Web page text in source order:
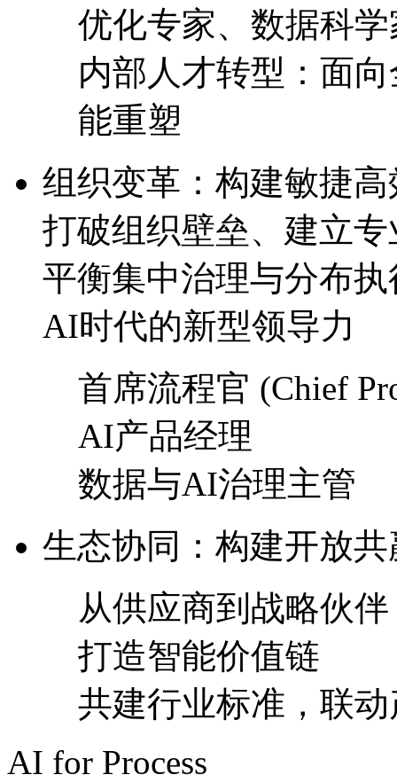
优化专家、数据科
内部人才转型：面向
能重塑
组织变革：构建敏
打破组织壁垒、建立
平衡集中治理与分布
AI时代的新型领导力
首席流程官 (Chief
AI产品经理
数据与AI治理主管
生态协同：构建开放
从供应商到战略伙伴
打造智能价值链
共建行业标准，联
AI for Process